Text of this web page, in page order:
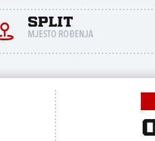
Split
MJESTO ROĐENJA